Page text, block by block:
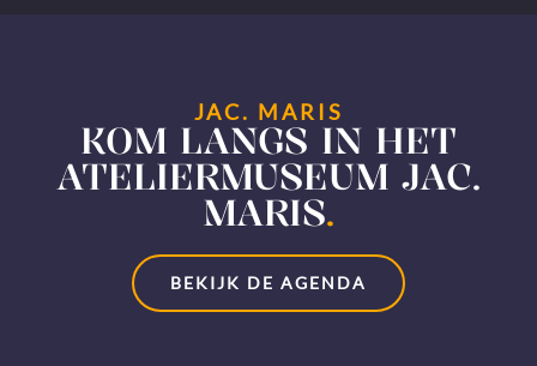
JAC. MARIS
KOM LANGS IN HET
ATELIERMUSEUM JAC.
MARIS.
BEKIJK DE AGENDA